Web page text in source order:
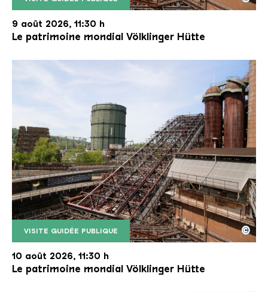
Le monte-charge incliné de la Völklinger Hütte
Copyright: Weltkulturerbe Völklinger Hütte | Karl
9 août 2026, 11:30 h
Le patrimoine mondial Völklinger Hütte
VISITE GUIDÉE PUBLIQUE
Le monte-charge incliné de la Völklinger Hütte
Copyright: Weltkulturerbe Völklinger Hütte | Karl
©
10 août 2026, 11:30 h
Le patrimoine mondial Völklinger Hütte